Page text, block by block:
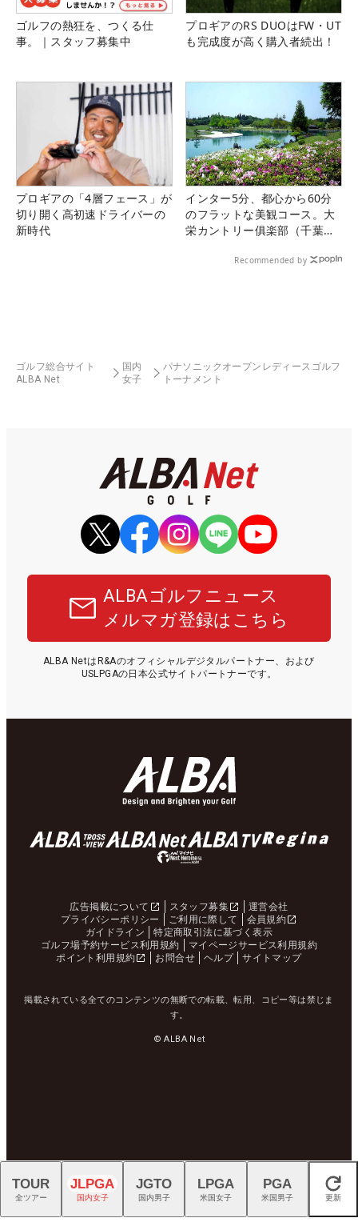
ゴルフの熱狂を、つくる仕
事。｜スタッフ募集中
プロギアのRS DUOはFW・UT
も完成度が高く購入者続出！
プロギアの「4層フェース」が
切り開く高初速ドライバーの
新時代
インター5分、都心から60分
のフラットな美観コース。大
栄カントリー俱楽部（千葉
Recommended by
ゴルフ総合サイト
ALBA Net
国内
女子
パナソニックオープンレディースゴルフ
トーナメント
ALBAゴルフニュース
メルマガ登録はこちら
ALBA NetはR&Aのオフィシャルデジタルパートナー、および
USLPGAの日本公式サイトパートナーです。
広告掲載について スタッフ募集
運営会社
プライバシーポリシー
ご利用に際して
会員規約
ガイドライン
特定商取引法に基づく表示
ゴルフ場予約サービス利用規約
マイページサービス利用規約
ポイント利用規約
お問合せ ヘルプ サイトマップ
掲載されている全てのコンテンツの無断での転載、転用、コピー等は禁じま
す。
© ALBA Net
閉じる
TOUR
全ツアー
JLPGA
国内女子
JGTO
国内男子
LPGA
米国女子
PGA
米国男子 更新